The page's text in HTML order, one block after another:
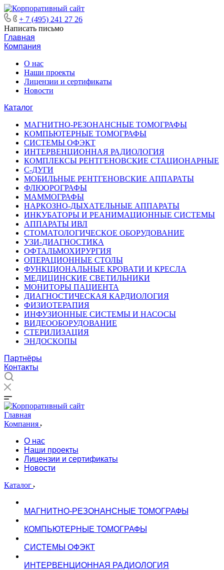
+ 7 (495) 241 27 26
Написать письмо
Главная
Компания
О нас
Наши проекты
Лицензии и сертификаты
Новости
Каталог
МАГНИТНО-РЕЗОНАНСНЫЕ ТОМОГРАФЫ
КОМПЬЮТЕРНЫЕ ТОМОГРАФЫ
СИСТЕМЫ ОФЭКТ
ИНТЕРВЕНЦИОННАЯ РАДИОЛОГИЯ
КОМПЛЕКСЫ РЕНТГЕНОВСКИЕ СТАЦИОНАРНЫЕ
С-ДУГИ
МОБИЛЬНЫЕ РЕНТГЕНОВСКИЕ АППАРАТЫ
ФЛЮОРОГРАФЫ
МАММОГРАФЫ
НАРКОЗНО-ДЫХАТЕЛЬНЫЕ АППАРАТЫ
ИНКУБАТОРЫ И РЕАНИМАЦИОННЫЕ СИСТЕМЫ
АППАРАТЫ ИВЛ
СТОМАТОЛОГИЧЕСКОЕ ОБОРУДОВАНИЕ
УЗИ-ДИАГНОСТИКА
ОФТАЛЬМОХИРУРГИЯ
ОПЕРАЦИОННЫЕ СТОЛЫ
ФУНКЦИОНАЛЬНЫЕ КРОВАТИ И КРЕСЛА
МЕДИЦИНСКИЕ СВЕТИЛЬНИКИ
МОНИТОРЫ ПАЦИЕНТА
ДИАГНОСТИЧЕСКАЯ КАРДИОЛОГИЯ
ФИЗИОТЕРАПИЯ
ИНФУЗИОННЫЕ СИСТЕМЫ И НАСОСЫ
ВИДЕООБОРУДОВАНИЕ
СТЕРИЛИЗАЦИЯ
ЭНДОСКОПЫ
Партнёры
Контакты
Главная
Компания
О нас
Наши проекты
Лицензии и сертификаты
Новости
Каталог
МАГНИТНО-РЕЗОНАНСНЫЕ ТОМОГРАФЫ
КОМПЬЮТЕРНЫЕ ТОМОГРАФЫ
СИСТЕМЫ ОФЭКТ
ИНТЕРВЕНЦИОННАЯ РАДИОЛОГИЯ